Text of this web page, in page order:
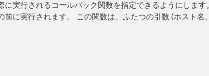
に実行されるコールバック関数を指定できるようにしま
前に実行されます。 この関数は、ふたつの引数 (ホスト名